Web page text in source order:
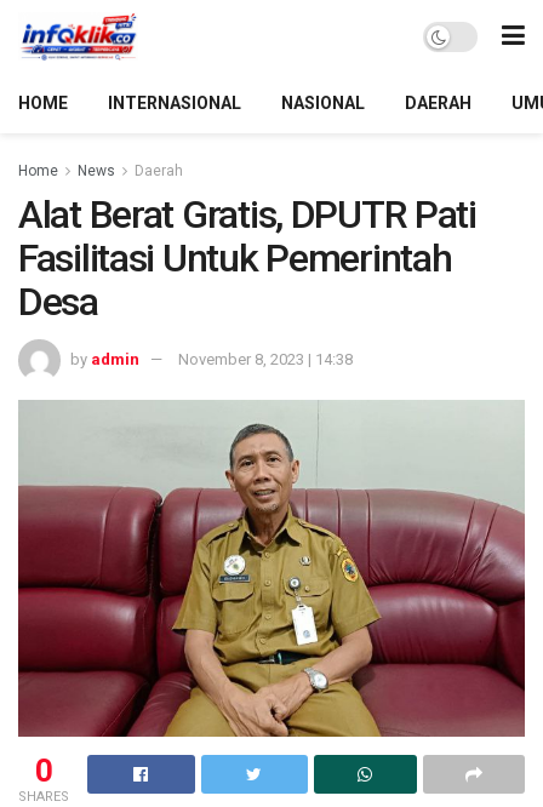
HOME INTERNASIONAL NASIONAL DAERAH
Home News Daerah
Alat Berat Gratis, DPUTR Pati
Fasilitasi Untuk Pemerintah
Desa
by admin November 8, 2023 | 14:38
0
SHARES